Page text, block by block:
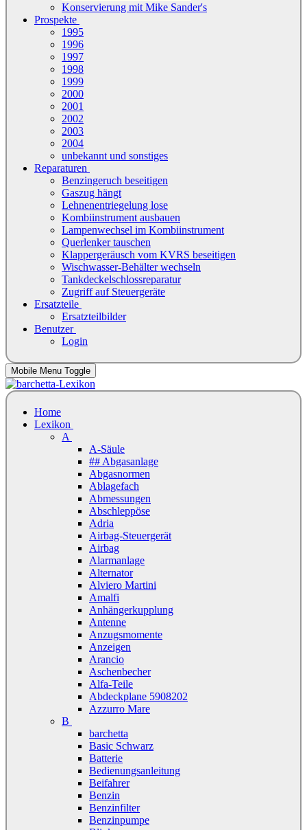
Konservierung mit Mike Sander's
Prospekte
1995
1996
1997
1998
1999
2000
2001
2002
2003
2004
unbekannt und sonstiges
Reparaturen
Benzingeruch beseitigen
Gaszug hängt
Lehnenentriegelung lose
Kombiinstrument ausbauen
Lampenwechsel im Kombiinstrument
Querlenker tauschen
Klappergeräusch vom KVRS beseitigen
Wischwasser-Behälter wechseln
Tankdeckelschlossreparatur
Zugriff auf Steuergeräte
Ersatzteile
Ersatzteilbilder
Benutzer
Login
Mobile Menu Toggle
Home
Lexikon
A
A-Säule
## Abgasanlage
Abgasnormen
Ablagefach
Abmessungen
Abschleppöse
Adria
Airbag-Steuergerät
Airbag
Alarmanlage
Alternator
Alviero Martini
Amalfi
Anhängerkupplung
Antenne
Anzugsmomente
Anzeigen
Arancio
Aschenbecher
Alfa-Teile
Abdeckplane 5908202
Azzurro Mare
B
barchetta
Basic Schwarz
Batterie
Bedienungsanleitung
Beifahrer
Benzin
Benzinfilter
Benzinpumpe